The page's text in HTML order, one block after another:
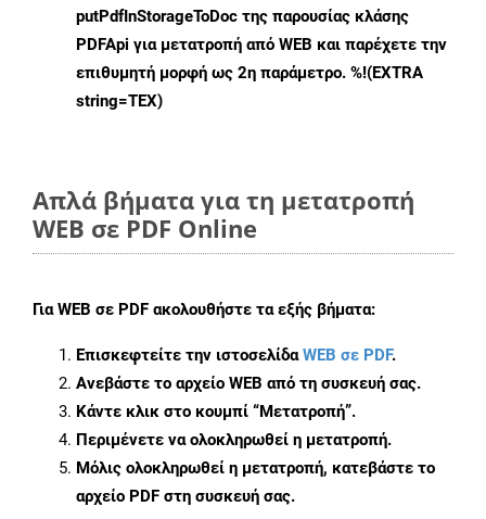
putPdfInStorageToDoc της παρουσίας κλάσης
PDFApi για μετατροπή από WEB και παρέχετε την
επιθυμητή μορφή ως 2η παράμετρο. %!(EXTRA
string=TEX)
Απλά βήματα για τη μετατροπή
WEB σε PDF Online
ΓιαWEB σε PDF ακολουθήστε τα εξής βήματα:
Επισκεφτείτε την ιστοσελίδαWEB σε PDF.
Ανεβάστε το αρχείο WEB από τη συσκευή σας.
Κάντε κλικ στο κουμπί “Μετατροπή”.
Περιμένετε να ολοκληρωθεί η μετατροπή.
Μόλις ολοκληρωθεί η μετατροπή, κατεβάστε το
αρχείο PDF στη συσκευή σας.